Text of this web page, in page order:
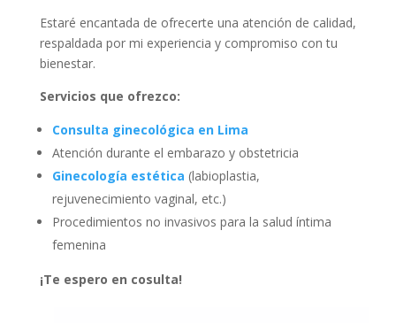
Estaré encantada de ofrecerte una atención de calidad,
respaldada por mi experiencia y compromiso con tu
bienestar.
Servicios que ofrezco:
Consulta ginecológica en Lima
Atención durante el embarazo y obstetricia
Ginecología estética (labioplastia,
rejuvenecimiento vaginal, etc.)
Procedimientos no invasivos para la salud íntima
femenina
¡Te espero en cosulta!